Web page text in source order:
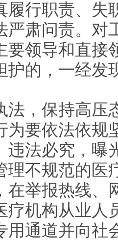
履行职责、失
严肃问责。对
要领导和直接
护的，一经发
法，保持高
为要依法依规
违法必究，曝
理不规范的医
在举报热线、
疗机构从业人
用通道并向社